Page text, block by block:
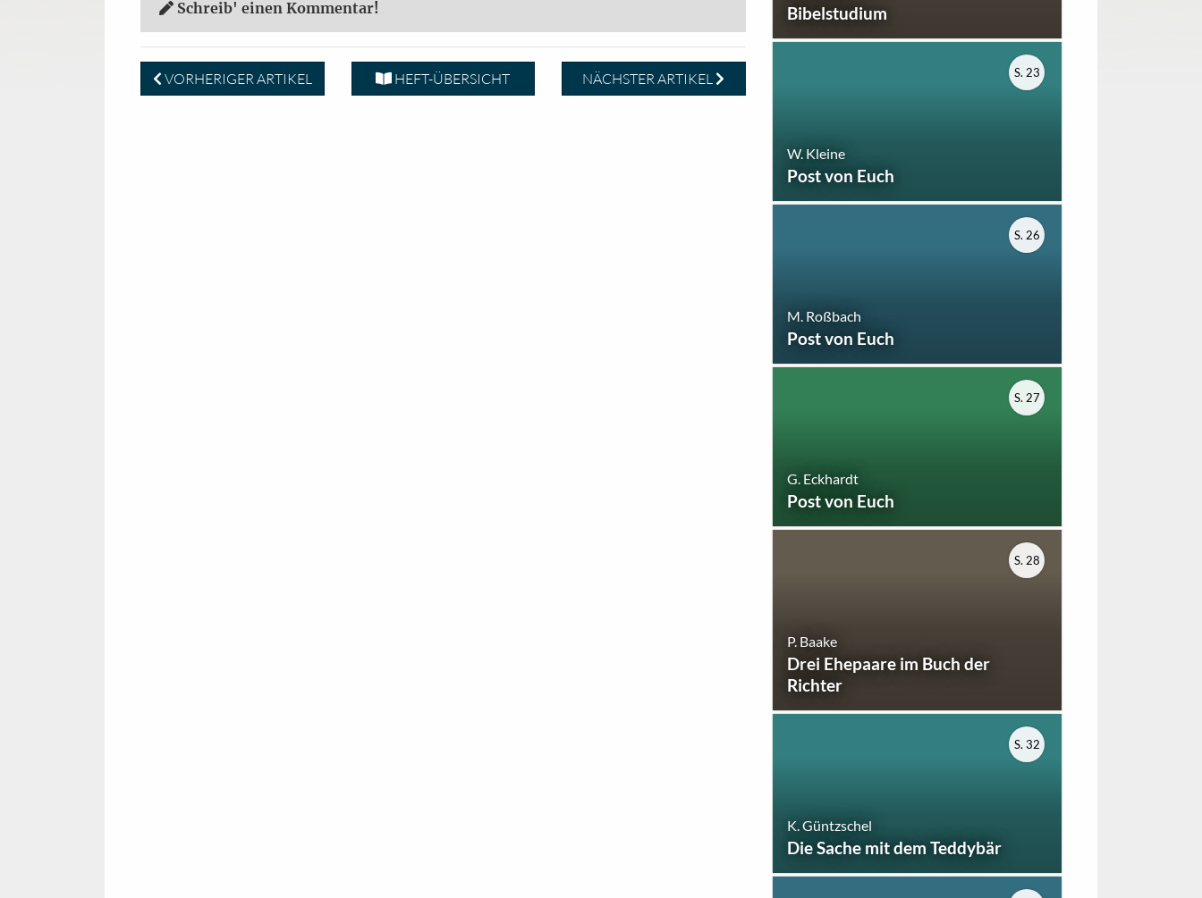
Schreib' einen Kommentar!
VORHERIGER ARTIKEL HEFT-ÜBERSICHT NÄCHSTER ARTIKEL
Bibelstudium
W. Kleine
Post von Euch
S. 23
M. Roßbach
Post von Euch
S. 26
G. Eckhardt
Post von Euch
S. 27
P. Baake
Drei Ehepaare im Buch der
Richter
S. 28
K. Güntzschel
Die Sache mit dem Teddybär
S. 32